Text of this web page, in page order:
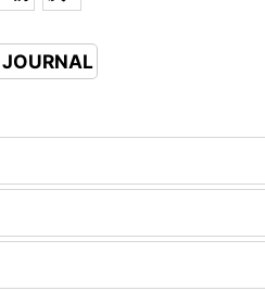
JOURNAL